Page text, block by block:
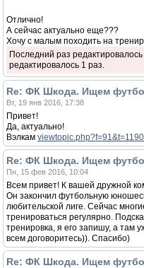
Отлично!
А сейчас актуально еще???
Хочу с малым походить на
Последний раз редактировалось
редактировалось 1 раз.
Re: ФК Шкода. Ищем
Вт, 19 янв 2016, 17:38
Привет!
Да, актуально!
Вэлкам
Re: ФК Шкода. Ищем
Пн, 15 фев 2016, 10:04
Всем привет! К вашей дружной
Он закончил футбольную
любительской лиге. Сейчас
тренироваться регулярно.
тренировка, я его запишу, а там
всем договоритесь)). Спасибо)
Re: ФК Шкода. Ищем